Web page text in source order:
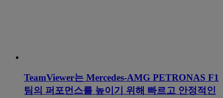
TeamViewer는 Mercedes-AMG PETRONAS F1
팀의 퍼포먼스를 높이기 위해 빠르고 안정적인